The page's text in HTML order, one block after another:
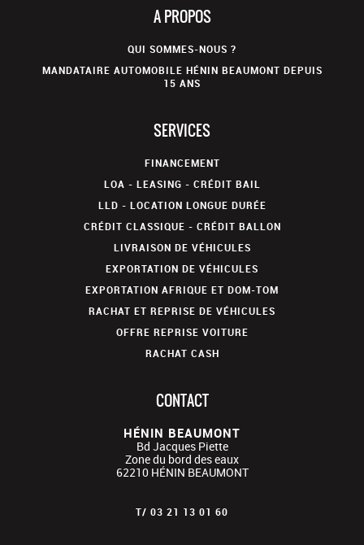
A PROPOS
QUI SOMMES-NOUS ?
MANDATAIRE AUTOMOBILE HÉNIN BEAUMONT DEPUIS
15 ANS
SERVICES
FINANCEMENT
LOA - LEASING - CRÉDIT BAIL
LLD - LOCATION LONGUE DURÉE
CRÉDIT CLASSIQUE - CRÉDIT BALLON
LIVRAISON DE VÉHICULES
EXPORTATION DE VÉHICULES
EXPORTATION AFRIQUE ET DOM-TOM
RACHAT ET REPRISE DE VÉHICULES
OFFRE REPRISE VOITURE
RACHAT CASH
CONTACT
HÉNIN BEAUMONT
Bd Jacques Piette
Zone du bord des eaux
62210 HÉNIN BEAUMONT
T/ 03 21 13 01 60